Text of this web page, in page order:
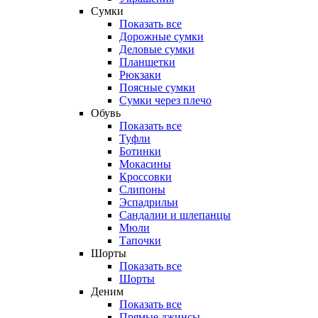
Сумки
Показать все
Дорожные сумки
Деловые сумки
Планшетки
Рюкзаки
Поясные сумки
Сумки через плечо
Обувь
Показать все
Туфли
Ботинки
Мокасины
Кроссовки
Слипоны
Эспадрильи
Сандалии и шлепанцы
Мюли
Тапочки
Шорты
Показать все
Шорты
Деним
Показать все